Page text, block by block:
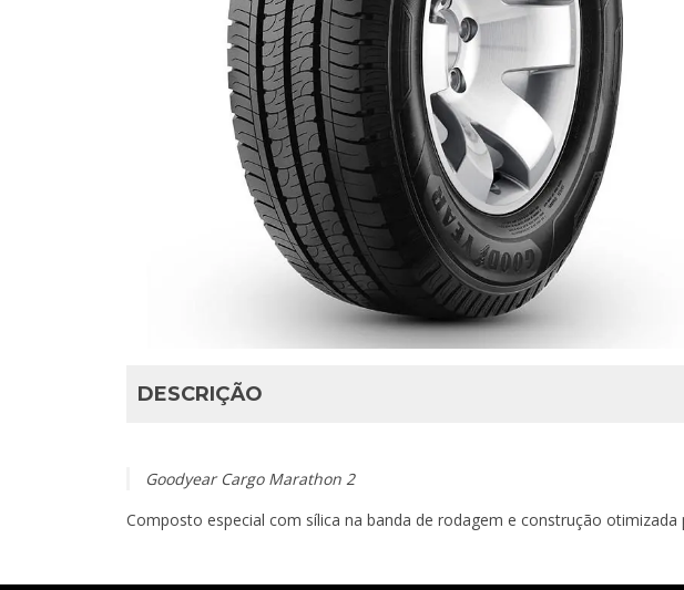
DESCRIÇÃO
Goodyear Cargo Marathon 2
Composto especial com sílica na banda de rodagem e construção